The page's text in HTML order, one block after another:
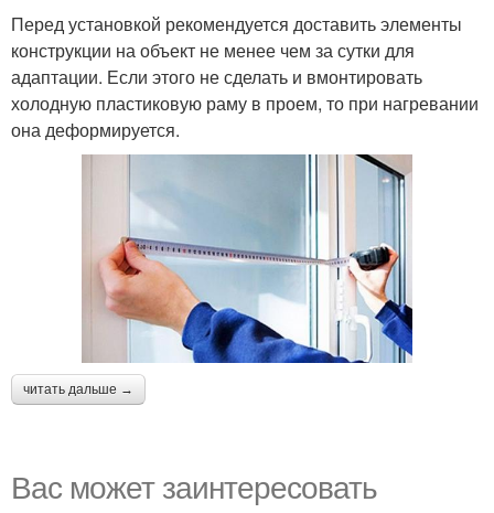
Перед установкой рекомендуется доставить элементы
конструкции на объект не менее чем за сутки для
адаптации. Если этого не сделать и вмонтировать
холодную пластиковую раму в проем, то при нагревании
она деформируется.
читать дальше →
Вас может заинтересовать